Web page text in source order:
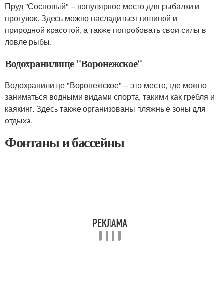
Пруд "Сосновый" – популярное место для рыбалки и
прогулок. Здесь можно насладиться тишиной и
природной красотой, а также попробовать свои силы в
ловле рыбы.
Водохранилище "Воронежское"
Водохранилище "Воронежское" – это место, где можно
заниматься водными видами спорта, такими как гребля и
каякинг. Здесь также организованы пляжные зоны для
отдыха.
Фонтаны и бассейны